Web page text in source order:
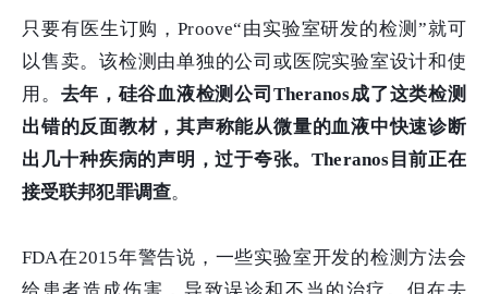
只要有医生订购，Proove“由实验室研发的检测”就可
以售卖。该检测由单独的公司或医院实验室设计和使
用。 去年，硅谷血液检测公司Theranos成了这类检测
出错的反面教材，其声称能从微量的血液中快速诊断
出几十种疾病的声明，过于夸张。Theranos目前正在
接受联邦犯罪调查。
FDA在2015年警告说，一些实验室开发的检测方法会